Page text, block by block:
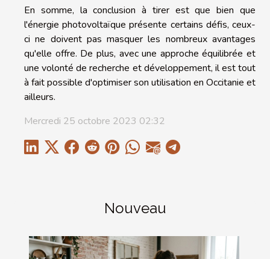
Nouveau
En somme, la conclusion à tirer est que bien que
l'énergie photovoltaïque présente certains défis, ceux-
ci ne doivent pas masquer les nombreux avantages
qu'elle offre. De plus, avec une approche équilibrée et
une volonté de recherche et développement, il est tout
à fait possible d'optimiser son utilisation en Occitanie et
ailleurs.
Mercredi 25 octobre 2023 02:32